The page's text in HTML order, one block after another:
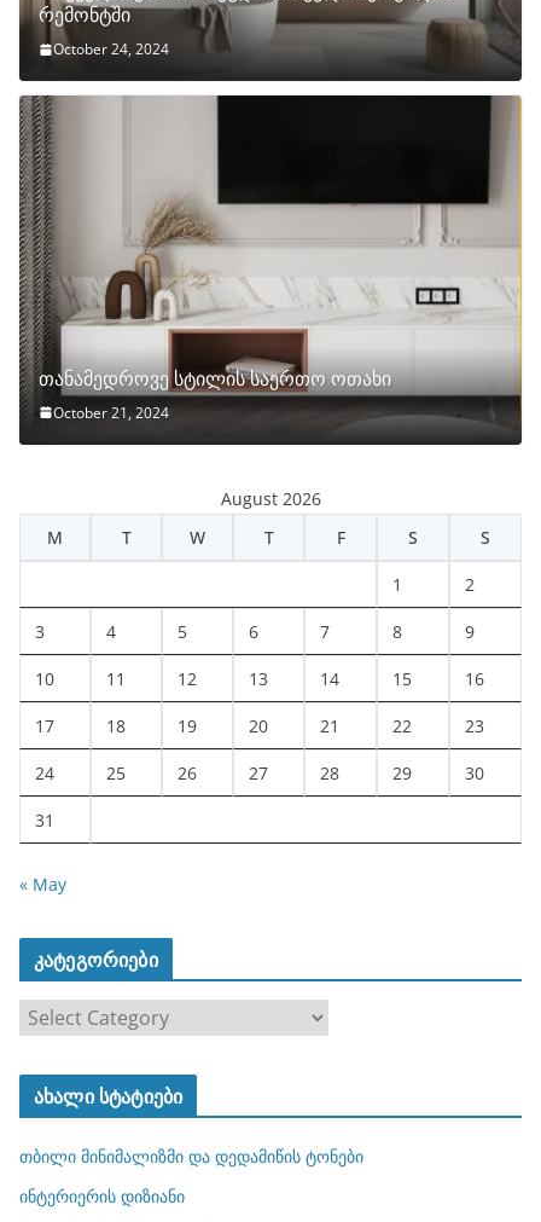
რემონტში
October 24, 2024
თანამედროვე სტილის საერთო ოთახი
October 21, 2024
August 2026
M
T W T F S S
1 2
3 4 5 6 7 8 9
10 11 12 13 14 15 16
17 18 19 20 21 22 23
24 25 26 27 28 29 30
31
« May
კატეგორიები
ა
ტ
ო
რ
ახალი სტატიები
თბილი მინიმალიზმი და დედამიწის ტონები
ინტერიერის დიზიანი